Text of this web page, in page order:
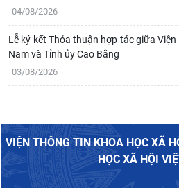
04/08/2026
Lễ ký kết Thỏa thuận hợp tác giữa
Nam và Tỉnh ủy Cao Bằng
03/08/2026
VIỆN THÔNG TIN KHOA HỌC XÃ
HỌC XÃ HỘI